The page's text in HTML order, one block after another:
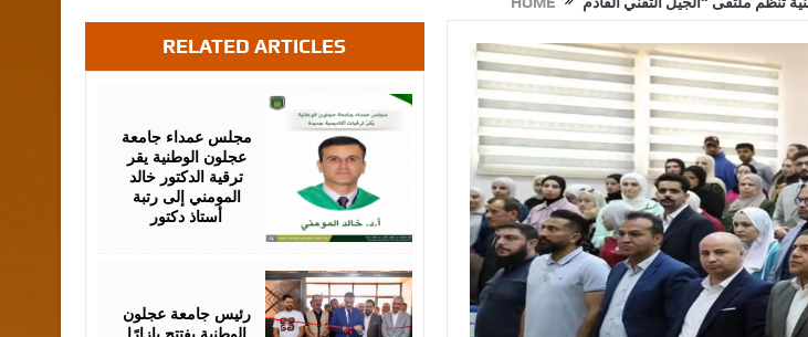
الأمن يتلف 16 مليون حبة كبتاجون و1480 كغم مواد مخدرة الملكية العقارية
رؤساء تحرير الصحف اليومية ويؤكد حرص مجلس النواب على شراكة فاعلة مع الإعلام
الملك يلتقي مجموعة من رفاق السلاح الملك يتلقى اتصالا هاتفيا من العاهل البحريني
عارف بيك فريحات.. مبارك وبكم تزهو المناصب
RELATED ARTICLES
مجلس عمداء جامعة
عجلون الوطنية يقر
ترقية الدكتور خالد
المومني إلى رتبة
أستاذ دكتور
رئيس جامعة عجلون